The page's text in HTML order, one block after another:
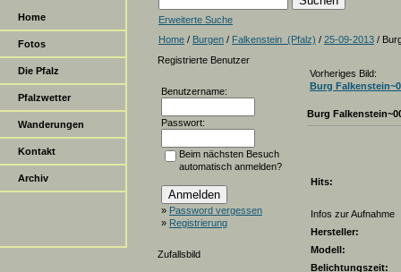
Home
Fotos
Die Pfalz
Pfalzwetter
Wanderungen
Kontakt
Archiv
Erweiterte Suche
Home / Burgen / Falkenstein_(Pfalz) / 25-09-2013 /
Registrierte Benutzer
Benutzername:
Passwort:
Beim nächsten Besuch
automatisch anmelden?
» Password vergessen
» Registrierung
Zufallsbild
Vorheriges Bild:
Burg
Burg
Hits:
Infos zur Aufnahme
Hersteller:
Modell:
Belichtungszeit: